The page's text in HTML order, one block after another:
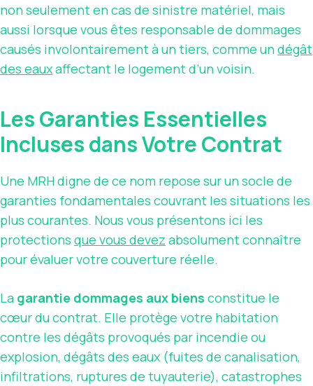
non seulement en cas de sinistre matériel, mais
aussi lorsque vous êtes responsable de dommages
causés involontairement à un tiers, comme undégât
des eauxaffectant le logement d’un voisin.
Les Garanties Essentielles
Incluses dans Votre Contrat
Une MRH digne de ce nom repose sur un socle de
garanties fondamentales couvrant les situations les
plus courantes. Nous vous présentons ici les
protections que vous devez absolument connaître
pour évaluer votre couverture réelle.
La garantie dommages aux biens constitue le
cœur du contrat. Elle protège votre habitation
contre les dégâts provoqués par incendie ou
explosion, dégâts des eaux (fuites de canalisation,
infiltrations, ruptures de tuyauterie), catastrophes